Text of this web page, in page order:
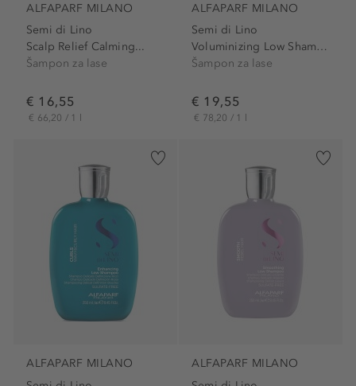
ALFAPARF MILANO
Semi di Lino
Scalp Relief Calming...
Šampon za lase
€ 16,55
€ 66,20 / 1 l
ALFAPARF MILANO
Semi di Lino
Voluminizing Low Shampoo
Šampon za lase
€ 19,55
€ 78,20 / 1 l
ALFAPARF MILANO
ALFAPARF MILANO